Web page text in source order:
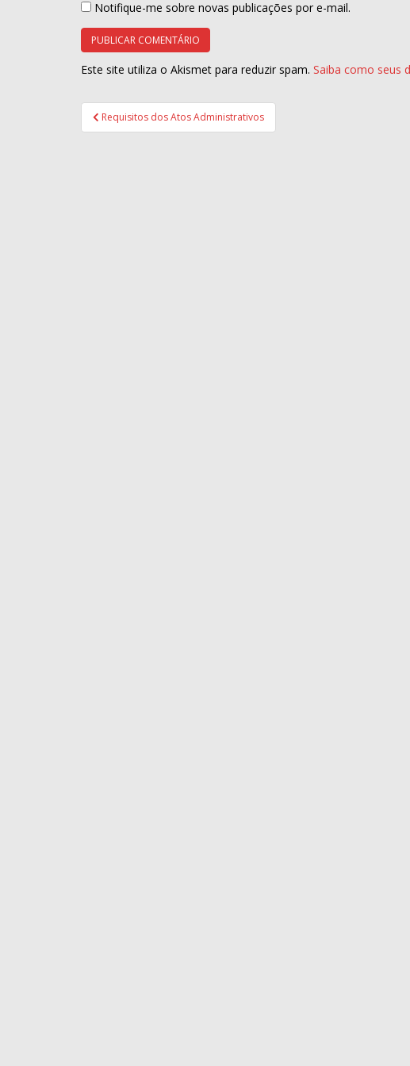
Notifique-me sobre novas publicações por e-mail.
Este site utiliza o Akismet para reduzir spam. Saiba como seus
Navegação
de
Requisitos dos Atos Administrativos